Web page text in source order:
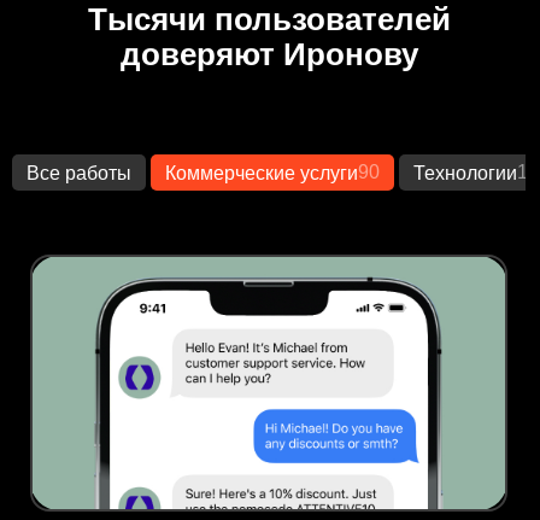
Тысячи пользователей
доверяют Иронову
Все работы Коммерческие услуги90 Технологии